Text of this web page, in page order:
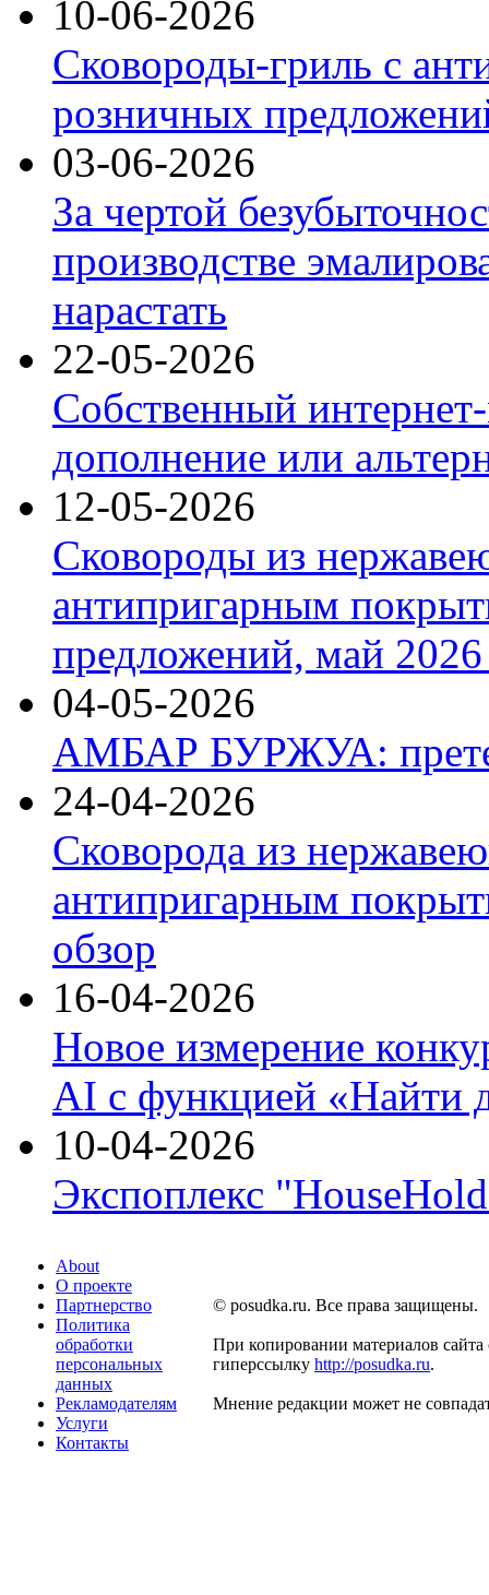
10-06-2026
Сковороды-гриль с
розничных
03-06-2026
За чертой
производстве
нарастать
22-05-2026
Собственный
дополнение или
12-05-2026
Сковороды из
антипригарным
предложений, май 2026
04-05-2026
АМБАР БУРЖУА:
24-04-2026
Сковорода из
антипригарным
обзор
16-04-2026
Новое измерение
AI с функцией «Найти
10-04-2026
Экспоплекс
About
О проекте
Партнерство
Политика
обработки
персональных
данных
Рекламодателям
Услуги
Контакты
© posudka.ru. Все права защищены.
При копировании материалов сайта
гиперссылку http://posudka.ru.
Мнение редакции может не